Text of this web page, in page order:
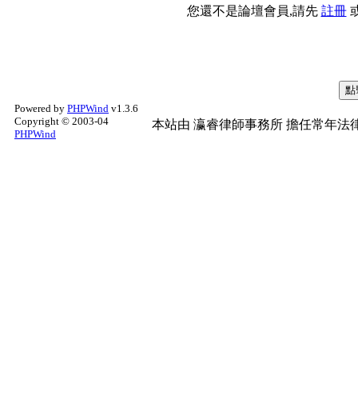
您還不是論壇會員,請先 註冊
Powered by PHPWind v1.3.6
Copyright © 2003-04
PHPWind
本站由 瀛睿律師事務所 擔任常年法